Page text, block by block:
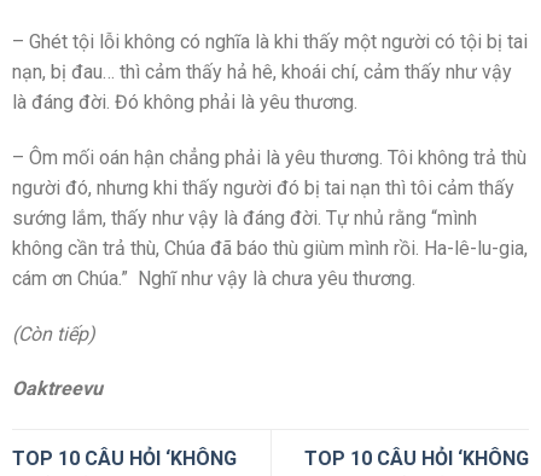
– Ghét tội lỗi không có nghĩa là khi thấy một người có tội bị tai
nạn, bị đau… thì cảm thấy hả hê, khoái chí, cảm thấy như vậy
là đáng đời. Đó không phải là yêu thương.
– Ôm mối oán hận chẳng phải là yêu thương. Tôi không trả thù
người đó, nhưng khi thấy người đó bị tai nạn thì tôi cảm thấy
sướng lắm, thấy như vậy là đáng đời. Tự nhủ rằng “mình
không cần trả thù, Chúa đã báo thù giùm mình rồi. Ha-lê-lu-gia,
cám ơn Chúa.” Nghĩ như vậy là chưa yêu thương.
(Còn tiếp)
Oaktreevu
TOP 10 CÂU HỎI ‘KHÔNG
TOP 10 CÂU HỎI ‘KHÔNG